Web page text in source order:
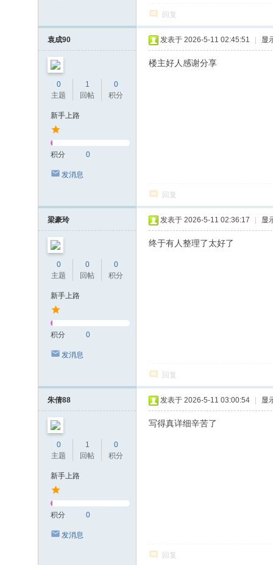
回复
袁成90
0
主题
1
回帖
0
积分
新手上路
积分 0
发消息
发表于 2026-5-11 02:45:51 显
楼主好人感谢分享
回复
梁豪玲
0
主题
0
回帖
0
积分
新手上路
积分 0
发消息
发表于 2026-5-11 02:36:17 显
终于有人整理了太好了
回复
朱倩88
0
主题
1
回帖
0
积分
新手上路
积分 0
发消息
发表于 2026-5-11 03:00:54 显
写得真详细辛苦了
回复